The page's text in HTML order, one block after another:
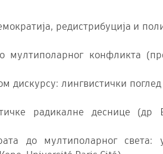
редистрибуција и
мултиполарног конфликта
дискурсу: лингвистички
радикалне деснице
до мултиполарног света: